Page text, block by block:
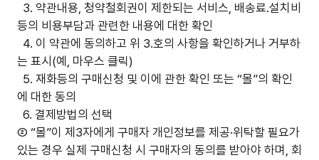
3. 약관내용, 청약철회권이 제한되는 서비스, 배송료.설치비
등의 비용부담과 관련한 내용에 대한 확인
4. 이 약관에 동의하고 위 3.호의 사항을 확인하거나 거부하
는 표시(예, 마우스 클릭)
5. 재화등의 구매신청 및 이에 관한 확인 또는 “몰”의 확인
에 대한 동의
6. 결제방법의 선택
② “몰”이 제3자에게 구매자 개인정보를 제공·위탁할 필요가
있는 경우 실제 구매신청 시 구매자의 동의를 받아야 하며, 회